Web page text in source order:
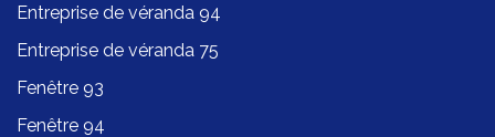
Entreprise de véranda 94
Entreprise de véranda 75
Fenêtre 93
Fenêtre 94